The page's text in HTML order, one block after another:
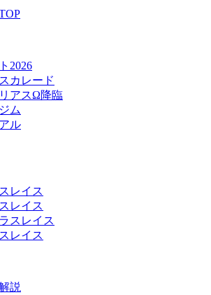
2026
カレード
アスΩ降臨
ム
ル
レイス
レイス
スレイス
レイス
説